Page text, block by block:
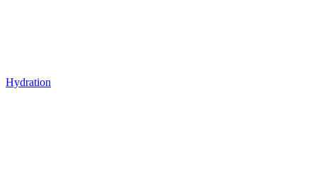
Hydration